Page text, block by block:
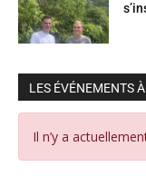
LES ÉVÉNEMENTS
Il n’y a